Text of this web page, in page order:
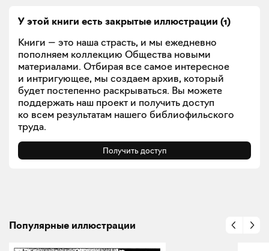
У этой книги есть закрытые иллюстрации (1)
Книги — это наша страсть, и мы ежедневно
пополняем коллекцию Общества новыми
материалами. Отбирая все самое интересное
и интригующее, мы создаем архив, который
будет постепенно раскрываться. Вы можете
поддержать наш проект и получить доступ
ко всем результатам нашего библиофильского
труда.
Получить доступ
Популярные иллюстрации